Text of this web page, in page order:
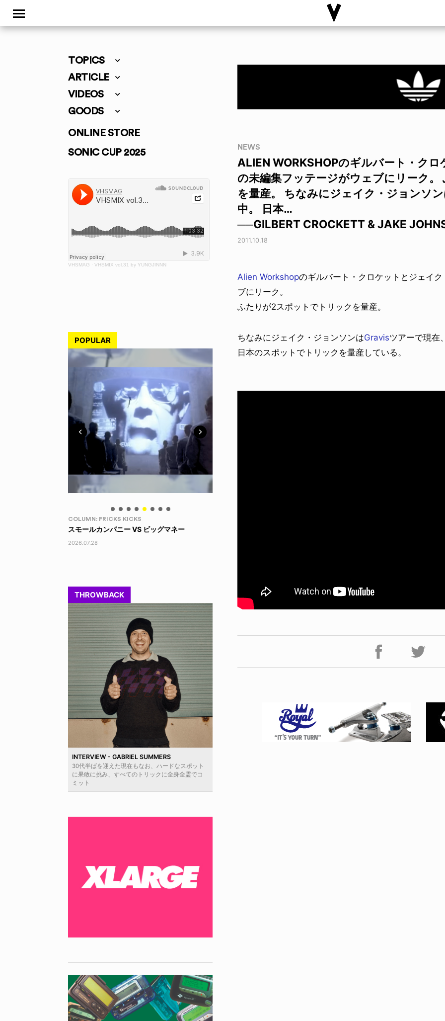
TOPICS
ARTICLE
VIDEOS
GOODS
ONLINE STORE
SONIC CUP 2025
VHSMAG · VHSMIX vol.31 by YUNGJINNN
POPULAR
LIFE HACK
150 WALLET
2026.07.28
THROWBACK
INTERVIEW - GABRIEL SUMMERS
30代半ばを迎えた現在もなお、ハードなスポット
に果敢に挑み、すべてのトリックに全身全霊でコ
ミット
NEWS
ALIEN WORKSHOPのギルバート・ク
の未編集フッテージがウェブにリーク
を量産。 ちなみにジェイク・ジョンソ
中。 日本…
──GILBERT CROCKETT & JAKE
2011.10.18
Alien Workshopのギルバート・クロケットとジェイ
ブにリーク。
ふたりが2スポットでトリックを量産。
ちなみにジェイク・ジョンソンはGravisツアーで現在
日本のスポットでトリックを量産している。